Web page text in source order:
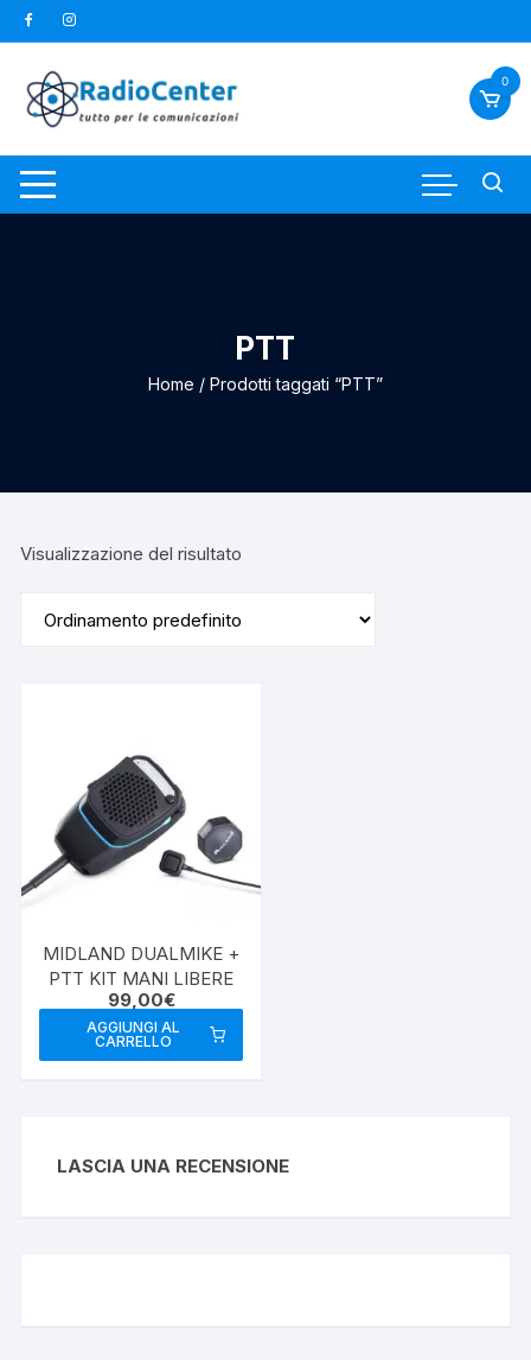
al
contenuto
0
PTT
Home / Prodotti taggati “PTT”
Visualizzazione del risultato
MIDLAND DUALMIKE +
PTT KIT MANI LIBERE
99,00€
AGGIUNGI AL
CARRELLO
LASCIA UNA RECENSIONE